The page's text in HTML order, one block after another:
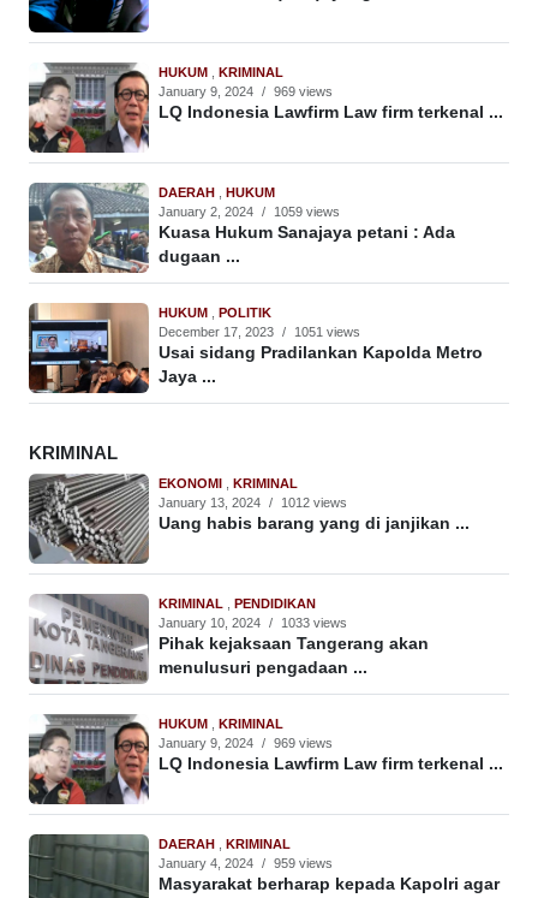
HUKUM , KRIMINAL
January 9, 2024 / 969 views
LQ Indonesia Lawfirm Law firm terkenal ...
DAERAH , HUKUM
January 2, 2024 / 1059 views
Kuasa Hukum Sanajaya petani : Ada
dugaan ...
HUKUM , POLITIK
December 17, 2023 / 1051 views
Usai sidang Pradilankan Kapolda Metro
Jaya ...
KRIMINAL
EKONOMI , KRIMINAL
January 13, 2024 / 1012 views
Uang habis barang yang di janjikan ...
KRIMINAL , PENDIDIKAN
January 10, 2024 / 1033 views
Pihak kejaksaan Tangerang akan
menulusuri pengadaan ...
HUKUM , KRIMINAL
January 9, 2024 / 969 views
LQ Indonesia Lawfirm Law firm terkenal ...
DAERAH , KRIMINAL
January 4, 2024 / 959 views
Masyarakat berharap kepada Kapolri agar